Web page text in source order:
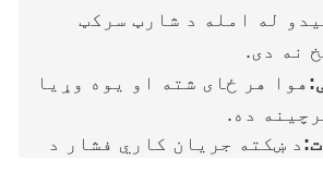
له امله د شارټ سرکټ
نه دی.
هوا هر ځای شته او یوه وړیا
ده.
د ښکته جریان کاري فشار د
له لارې په خورا اسانۍ او